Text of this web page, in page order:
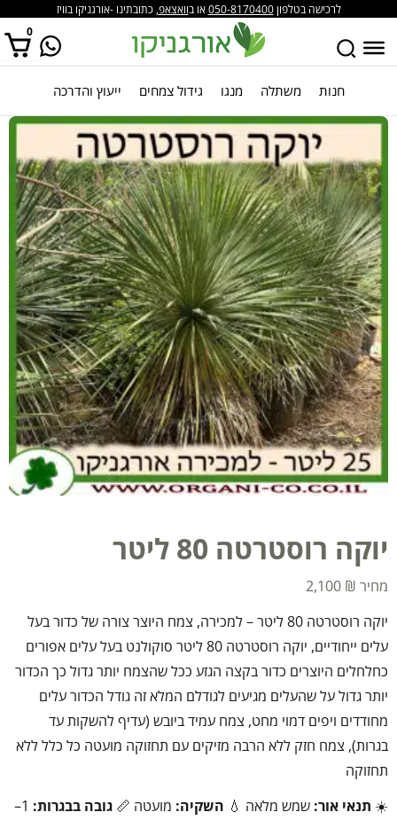
לרכישה בטלפון050-8170400או בוואצאפ, כתובתינו -אורגניקו בוויז
0
אין מוצרים בסל הקניות. חנות משתלה מנגו גידול צמחים ייעוץ והדרכה
יוקה רוסטרטה 80 ליטר
2,100 ₪
יוקה רוסטרטה 80 ליטר – למכירה, צמח היוצר צורה של כדור בעל
עלים ייחודיים, יוקה רוסטרטה 80 ליטר סוקולנט בעל עלים אפורים
כחלחלים היוצרים כדור בקצה הגזע ככל שהצמח יותר גדול כך הכדור
יותר גדול על שהעלים מגיעים לגודלם המלא זה גודל הכדור עלים
מחודדים ויפים דמוי מחט, צמח עמיד ביובש (עדיף להשקות עד
בגרות), צמח חזק ללא הרבה מזיקים עם תחזוקה מועטה כל כלל ללא
תחזוקה
☀️ תנאי אור: שמש מלאה 💧 השקיה: מועטה 📏 גובה בבגרות:
1–